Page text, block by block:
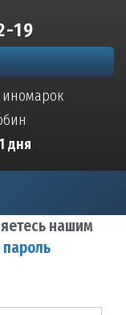
19
иномарок
дня
нашим
пароль